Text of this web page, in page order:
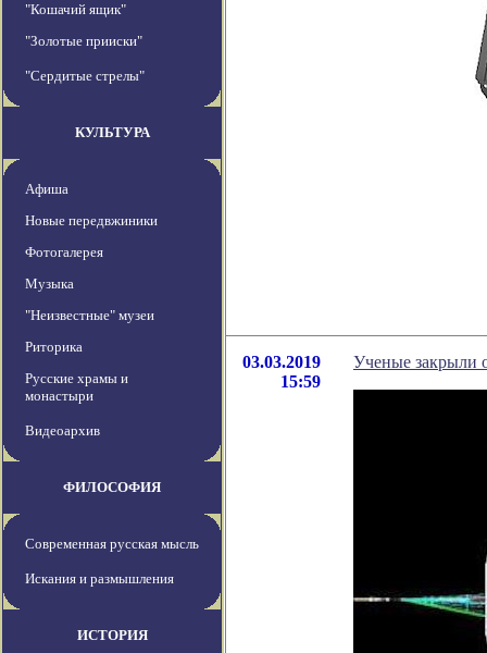
"Кошачий ящик"
"Золотые прииски"
"Сердитые стрелы"
КУЛЬТУРА
Афиша
Новые передвжиники
Фотогалерея
Музыка
"Неизвестные" музеи
Риторика
Русские храмы и
монастыри
Видеоархив
ФИЛОСОФИЯ
Современная русская мысль
Искания и размышления
ИСТОРИЯ
03.03.2019
15:59
Ученые закрыли